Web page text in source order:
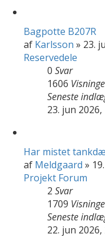
Bagpotte B207R
af Karlsson » 23.
Reservedele
0 Svar
1606
Seneste
23. jun 2026,
Har mistet
af Meldgaard »
Projekt Forum
2 Svar
1709
Seneste
22. jun 2026,